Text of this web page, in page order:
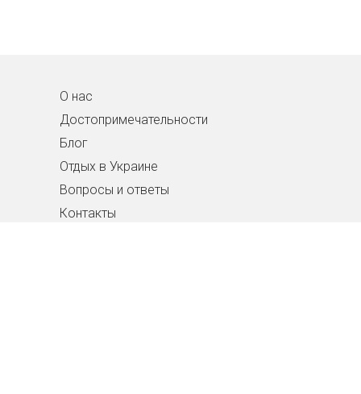
О нас
Достопримечательности
Блог
Отдых в Украине
Вопросы и ответы
Контакты